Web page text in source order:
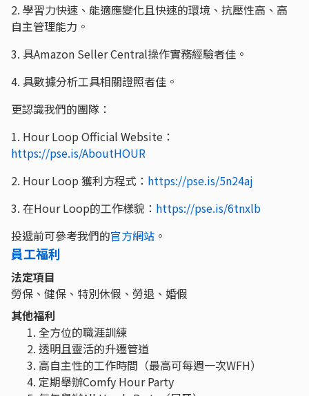
2. 學習力快速、能適應變化且快速的環境、抗壓性高、高
自主管理能力。
3. 具Amazon Seller Central操作實務經驗者佳。
4. 具數據分析工具相關證照者佳。
更認識我們的團隊：
1. Hour Loop Official Website：
https://pse.is/AboutHOUR
2. Hour Loop 獲利方程式： https://pse.is/5n24aj
3. 在Hour Loop的工作樣貌： https://pse.is/6tnxlb
投遞前可參考我們的官方網站 。
員工福利
法定項目
勞保、健保、特別休假、勞退、婚假
其他福利
全方位的職涯訓練
透明且靈活的升遷管道
高自主性的工作時間（最高可每週一次WFH）
定期舉辦Comfy Hour Party